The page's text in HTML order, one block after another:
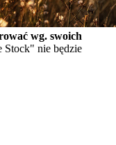
wg. swoich
nie będzie